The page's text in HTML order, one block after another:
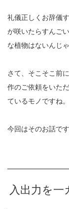
礼儀正しくお辞儀
が咲いたらすんご
な植物はないんじゃ
さて、そこそこ前
作のご依頼をいた
ているモノですね。
今回はそのお話です
入出力を一